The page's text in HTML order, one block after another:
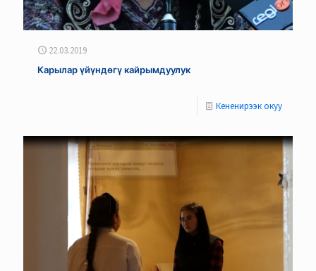
22.03.2019
Карылар үйүндөгү кайрымдуулук
Кененирээк окуу